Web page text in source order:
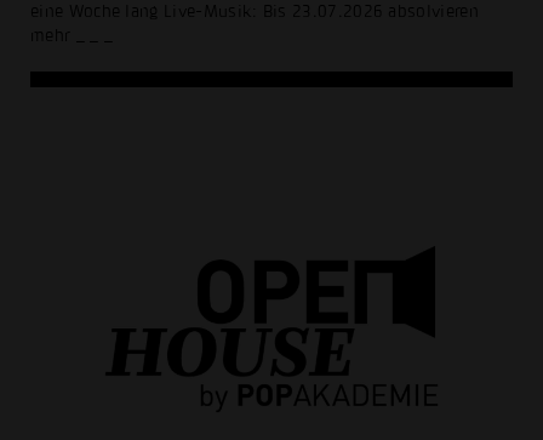
eine Woche lang Live-Musik: Bis 23.07.2026 absolvieren
mehr